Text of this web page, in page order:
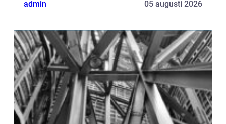
admin 05 augusti 2026